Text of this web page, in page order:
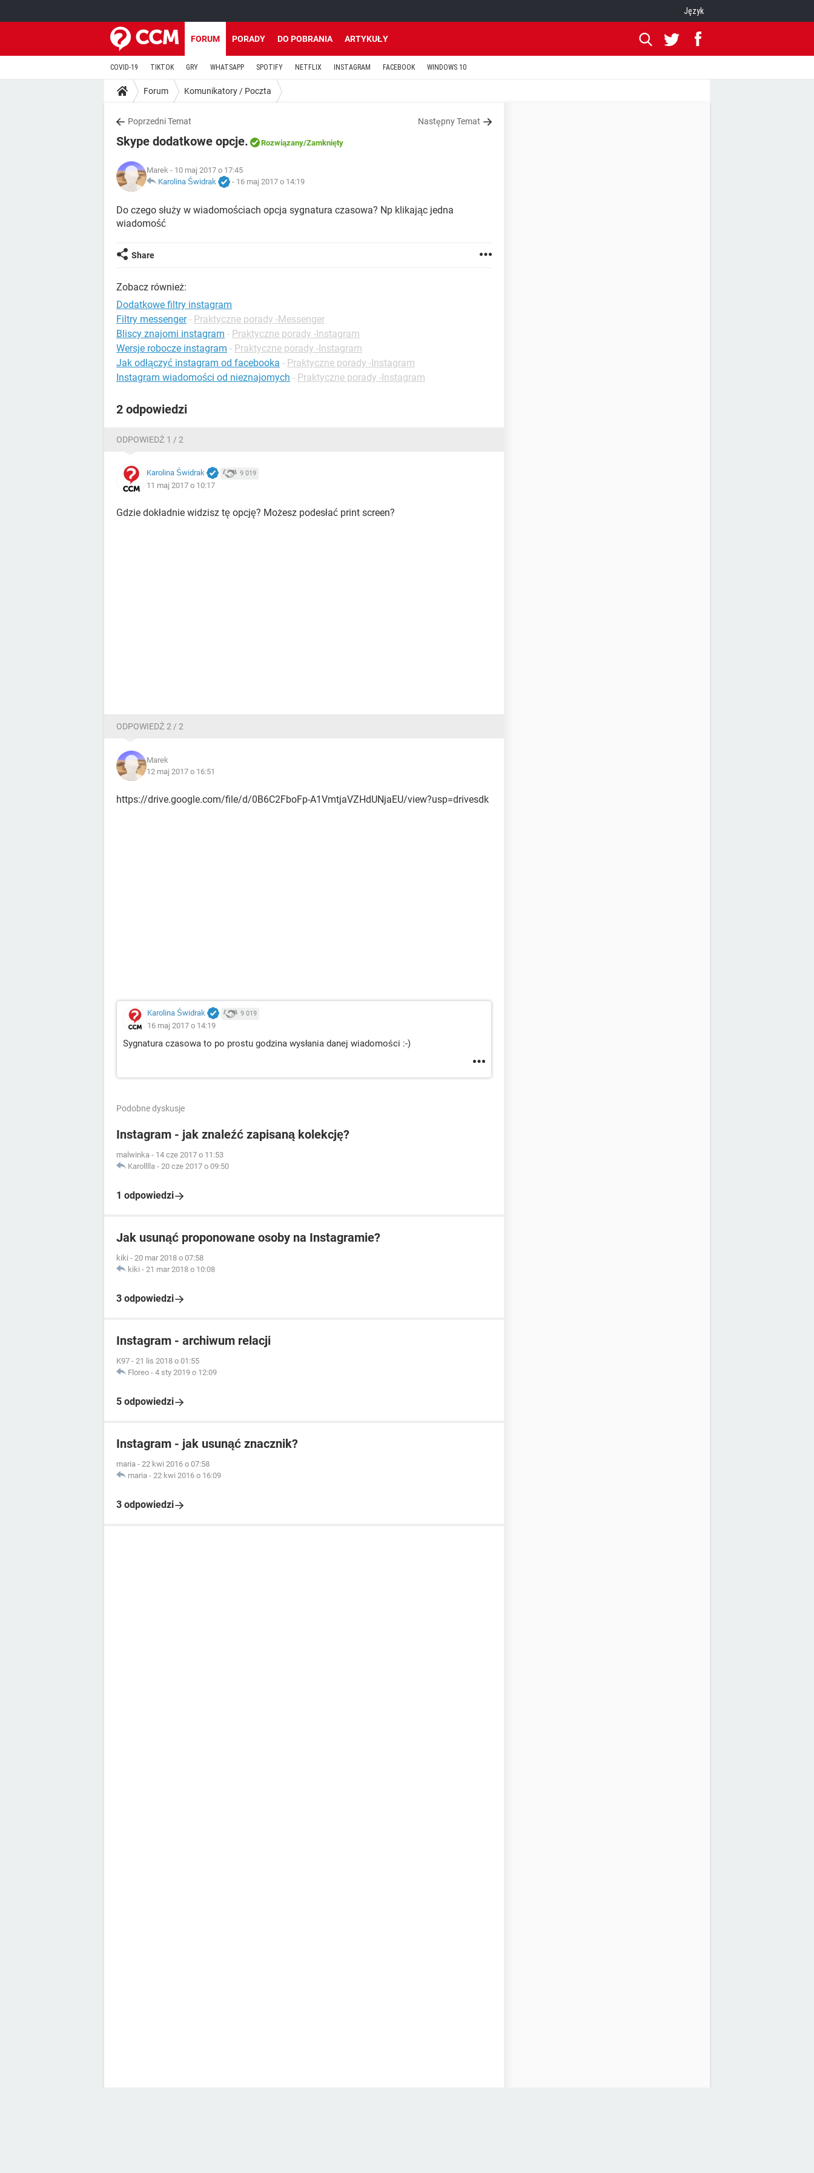
Język
FORUM PORADY DO POBRANIA ARTYKUŁY
COVID-19 TIKTOK GRY WHATSAPP SPOTIFY NETFLIX INSTAGRAM FACEBOOK WINDOWS 10
Forum Komunikatory / Poczta
Poprzedni Temat Następny Temat
Skype dodatkowe opcje. Rozwiązany/Zamknięty
Marek - 10 maj 2017 o 17:45
Karolina Świdrak
- 16 maj 2017 o 14:19
Do czego służy w wiadomościach opcja sygnatura czasowa? Np klikając jedna
wiadomość
Share
Zobacz również:
Dodatkowe filtry instagram
Filtry messenger - Praktyczne porady -Messenger
Bliscy znajomi instagram - Praktyczne porady -Instagram
Wersje robocze instagram - Praktyczne porady -Instagram
Jak odłączyć instagram od facebooka - Praktyczne porady -Instagram
Instagram wiadomości od nieznajomych - Praktyczne porady -Instagram
2 odpowiedzi
ODPOWIEDŹ 1 / 2
Karolina Świdrak 9 019
11 maj 2017 o 10:17
Gdzie dokładnie widzisz tę opcję? Możesz podesłać print screen?
ODPOWIEDŹ 2 / 2
Marek
12 maj 2017 o 16:51
https://drive.google.com/file/d/0B6C2FboFp-A1VmtjaVZHdUNjaEU/view?usp=drivesdk
Karolina Świdrak 9 019
16 maj 2017 o 14:19
Sygnatura czasowa to po prostu godzina wysłania danej wiadomości :-)
Podobne dyskusje
Instagram - jak znaleźć zapisaną kolekcję?
malwinka - 14 cze 2017 o 11:53
Karolllla - 20 cze 2017 o 09:50
1 odpowiedzi
Jak usunąć proponowane osoby na Instagramie?
kiki - 20 mar 2018 o 07:58
kiki - 21 mar 2018 o 10:08
3 odpowiedzi
Instagram - archiwum relacji
K97 - 21 lis 2018 o 01:55
Floreo - 4 sty 2019 o 12:09
5 odpowiedzi
Instagram - jak usunąć znacznik?
maria - 22 kwi 2016 o 07:58
maria - 22 kwi 2016 o 16:09
3 odpowiedzi